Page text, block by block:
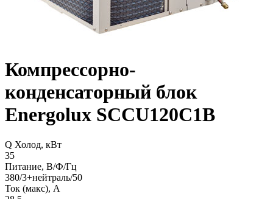
Компрессорно-
конденсаторный блок
Energolux SCCU120C1B
Q Холод, кВт
35
Питание, В/Ф/Гц
380/3+нейтраль/50
Ток (макс), А